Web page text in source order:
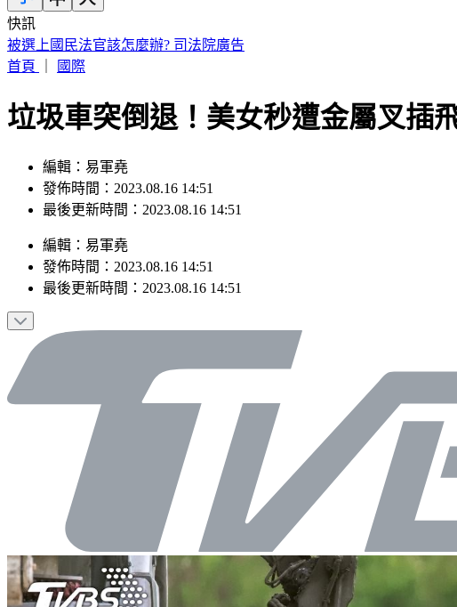
快訊
明放颱風假？白海豚颱風「最新暴風圈侵襲率」曝 這縣市達59％
首頁
國際
垃圾車突倒退！美女秒遭金屬叉
編輯：易軍堯
發佈時間：2023.08.16 14:51
最後更新時間：2023.08.16 14:51
編輯 ： 易軍堯
發佈時間： 2023.08.16 14:51
最後更新時間： 2023.08.16 14:51